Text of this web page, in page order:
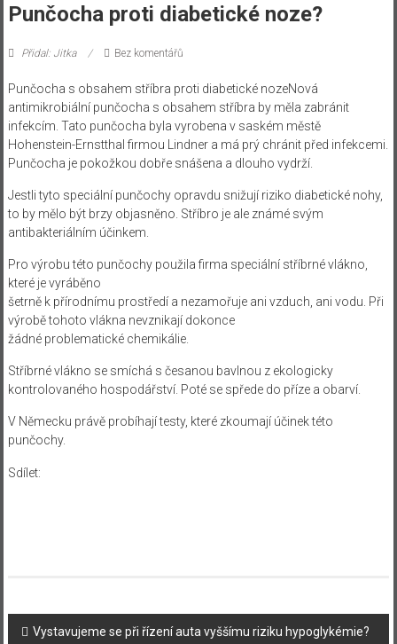
Punčocha proti diabetické noze?
Přidal: Jitka Bez komentářů
Punčocha s obsahem stříbra proti diabetické nozeNová
antimikrobiální punčocha s obsahem stříbra by měla zabránit
infekcím. Tato punčocha byla vyrobena v saském městě
Hohenstein-Ernstthal firmou Lindner a má prý chránit před infekcemi.
Punčocha je pokožkou dobře snášena a dlouho vydrží.
Jestli tyto speciální punčochy opravdu snižují riziko diabetické nohy,
to by mělo být brzy objasněno. Stříbro je ale známé svým
antibakteriálním účinkem.
Pro výrobu této punčochy použila firma speciální stříbrné vlákno,
které je vyráběno
šetrně k přírodnímu prostředí a nezamořuje ani vzduch, ani vodu. Při
výrobě tohoto vlákna nevznikají dokonce
žádné problematické chemikálie.
Stříbrné vlákno se smíchá s česanou bavlnou z ekologicky
kontrolovaného hospodářství. Poté se spřede do příze a obarví.
V Německu právě probíhají testy, které zkoumají účinek této
punčochy.
Sdílet:
Navigace
Vystavujeme se při řízení auta vyššímu riziku hypoglykémie?